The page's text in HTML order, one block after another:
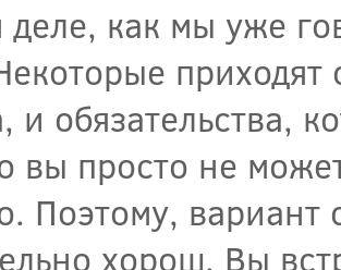
как мы уже
и обязательства,
вы просто не
Поэтому,
хорош. Вы